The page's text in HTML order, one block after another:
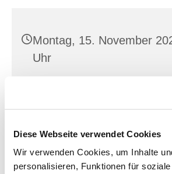
Diese Webseite verwendet Cookies
Wir verwenden Cookies, um Inhalte
personalisieren, Funktionen für
Montag, 15. November
Uhr
Heilig Kreuz, Franz-
15230 Frankfurt (Oder)
Martin Verhoeven, Stefanie